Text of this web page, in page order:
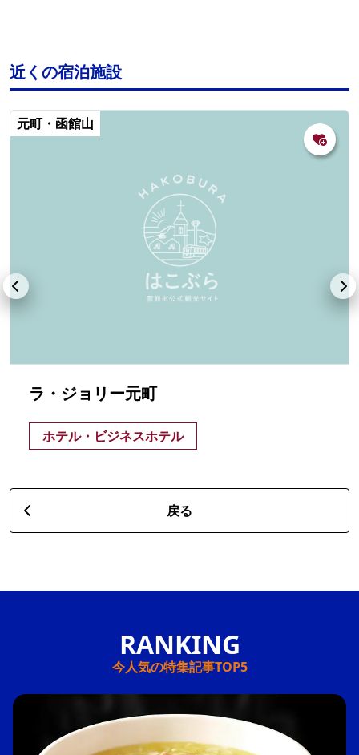
近くの宿泊施設
元町・函館山
ラ・ジョリー元町
ホテル・ビジネスホテル
戻る
今人気の特集記事TOP5